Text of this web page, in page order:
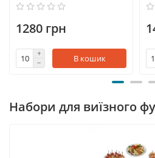
1280 грн
В кошик
Набори для виїзного